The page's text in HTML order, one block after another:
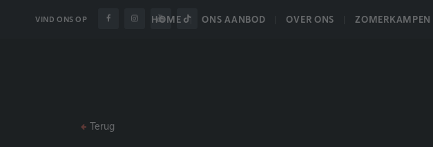
VIND ONS OP HOME ONS AANBOD OVER ONS ZOMERKAMPEN
Terug